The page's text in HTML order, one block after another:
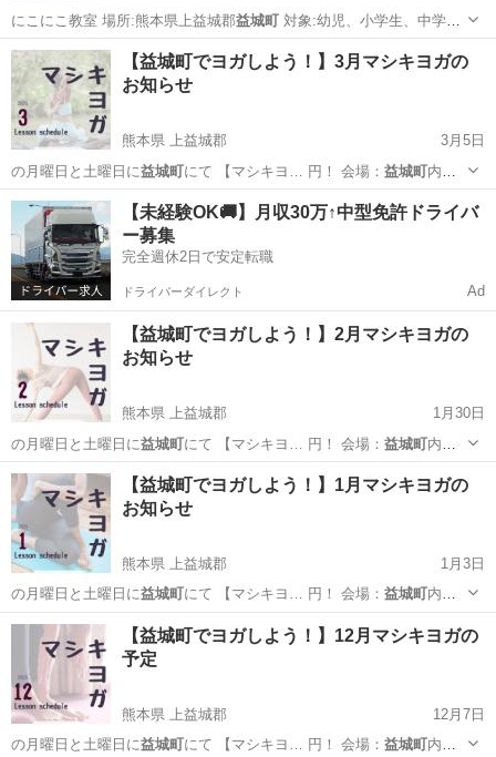
にこにこ教室 場所:熊本県上益城郡益城町対象:幼児、小学生、中学
生、高校生…
熊本 上益城郡 健軍町駅 書道 習字
【益城町でヨガしよう！】3月マシキヨガの
お知らせ
熊本県 上益城郡
3月5日
の月曜日と土曜日に益城町 にて 【マシキヨ… 円！ 会場： 益城町内の
公民館 →詳…
熊本 上益城郡 ヨガ 益城町
【未経験OK🚚】月収30万↑中型免許ドライバ
ー募集
完全週休2日で安定転職
ドライバーダイレクト Ad
【益城町でヨガしよう！】2月マシキヨガの
お知らせ
熊本県 上益城郡
1月30日
の月曜日と土曜日に益城町 にて 【マシキヨ… 円！ 会場： 益城町内の
公民館 →詳…
熊本 上益城郡 ヨガ 益城町
【益城町でヨガしよう！】1月マシキヨガの
お知らせ
熊本県 上益城郡
1月3日
の月曜日と土曜日に益城町 にて 【マシキヨ… 円！ 会場： 益城町内の
公民館 →詳…
熊本 上益城郡 ヨガ 益城町
【益城町でヨガしよう！】12月マシキヨガの
予定
熊本県 上益城郡
12月7日
の月曜日と土曜日に益城町 にて 【マシキヨ… 円！ 会場： 益城町内の